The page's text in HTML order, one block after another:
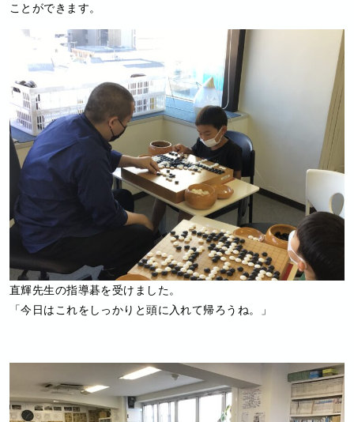
ことができます。
直輝先生の指導碁を受けました。
「今日はこれをしっかりと頭に入れて帰ろうね。」